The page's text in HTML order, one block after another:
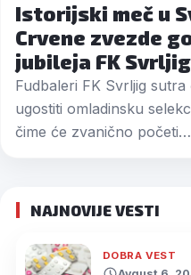
Istorijski meč u
Crvene zvezde
jubileja FK Svrljig
Fudbaleri FK Svrljig
ugostiti omladinsku
čime će zvanično početi…
NAJNOVIJE VESTI
DOBRA VEST